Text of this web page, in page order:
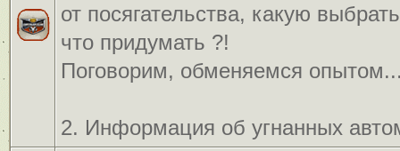
от посягательства, какую
что придумать ?!
Поговорим, обменяемся
2. Информация об угнанных